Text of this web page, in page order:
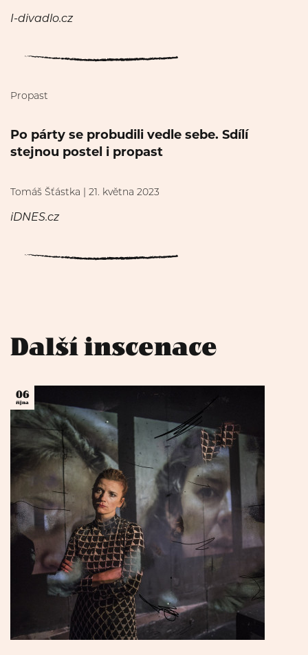
I-divadlo.cz
Propast
Po párty se probudili vedle sebe. Sdílí
stejnou postel i propast
Tomáš Šťástka | 21. května 2023
iDNES.cz
Další inscenace
06
října